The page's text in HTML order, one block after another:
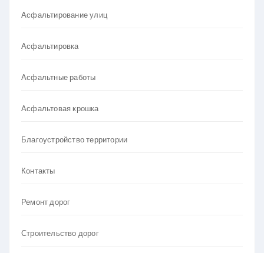
Асфальтирование улиц
Асфальтировка
Асфальтные работы
Асфальтовая крошка
Благоустройство территории
Контакты
Ремонт дорог
Строительство дорог